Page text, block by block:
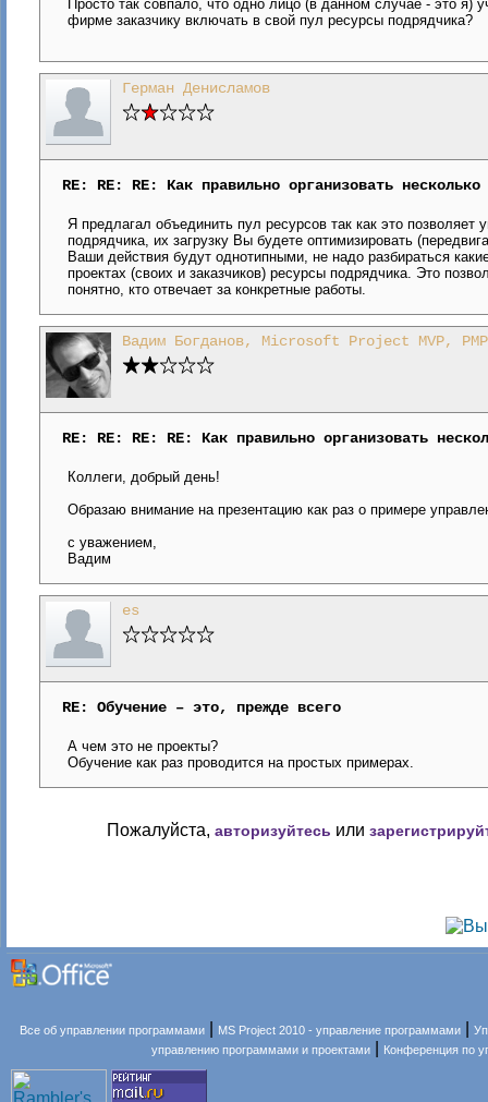
Просто так совпало, что одно лицо (в данном случае - это
фирме заказчику включать в свой пул ресурсы подрядчика?
Герман Денисламов
RE: RE: RE: Как правильно организовать несколько
Я предлагал объединить пул ресурсов так как это
подрядчика, их загрузку Вы будете оптимизировать
Ваши действия будут однотипными, не надо разбираться
проектах (своих и заказчиков) ресурсы подрядчика. Это
понятно, кто отвечает за конкретные работы.
Вадим Богданов, Microsoft Project MVP,
RE: RE: RE: RE: Как правильно организовать
Коллеги, добрый день!
Образаю внимание на презентацию как раз о примере
с уважением,
Вадим
es
RE: Обучение – это, прежде всего
А чем это не проекты?
Обучение как раз проводится на простых примерах.
Пожалуйста, авторизуйтесь или
Все об управлении программами MS Project 2010 - управление программами
управлению программами и проектами
Конференция по